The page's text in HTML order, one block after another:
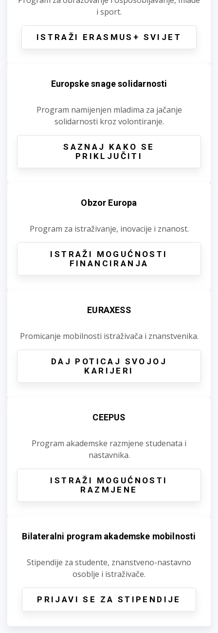
i sport.
ISTRAŽI ERASMUS+ SVIJET
Europske snage solidarnosti
Program namijenjen mladima za jačanje
solidarnosti kroz volontiranje.
SAZNAJ KAKO SE
PRIKLJUČITI
Obzor Europa
Program za istraživanje, inovacije i znanost.
ISTRAŽI MOGUĆNOSTI
FINANCIRANJA
EURAXESS
Promicanje mobilnosti istraživača i znanstvenika.
DAJ POTICAJ SVOJOJ
KARIJERI
CEEPUS
Program akademske razmjene studenata i
nastavnika.
ISTRAŽI MOGUĆNOSTI
RAZMJENE
Bilateralni program akademske mobilnosti
Stipendije za studente, znanstveno-nastavno
osoblje i istraživače.
PRIJAVI SE ZA STIPENDIJE